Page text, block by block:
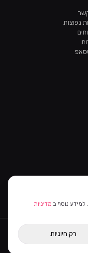
נפוצות
Bit
למידע נוסף ב מדיניות
רק חיוניות